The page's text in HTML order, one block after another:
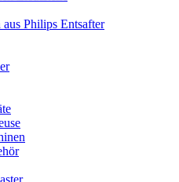
Philips Entsafter